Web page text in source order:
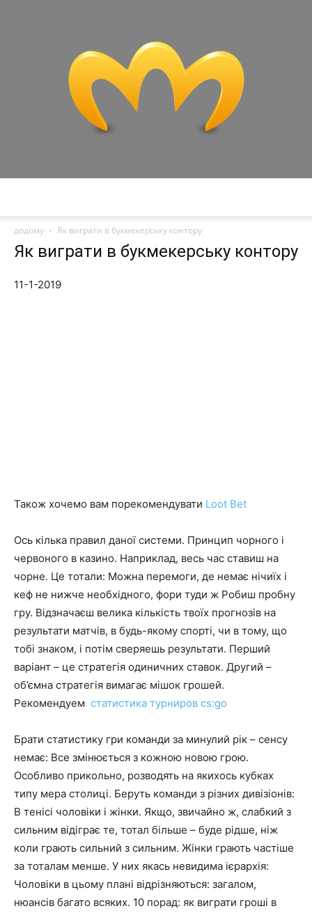
додому Як виграти в букмекерську контору
Як виграти в букмекерську контору
11-1-2019
Також хочемо вам порекомендувати Loot Bet
Ось кілька правил даної системи. Принцип чорного і
червоного в казино. Наприклад, весь час ставиш на
чорне. Це тотали: Можна перемоги, де немає нічиїх і
кеф не нижче необхідного, фори туди ж Робиш пробну
гру. Відзначаєш велика кількість твоїх прогнозів на
результати матчів, в будь-якому спорті, чи в тому, що
тобі знаком, і потім сверяешь результати. Перший
варіант – це стратегія одиничних ставок. Другий –
об’ємна стратегія вимагає мішок грошей.
Рекомендуем статистика турниров cs:go
Брати статистику гри команди за минулий рік – сенсу
немає: Все змінюється з кожною новою грою.
Особливо прикольно, розводять на якихось кубках
типу мера столиці. Беруть команди з різних дивізіонів:
В тенісі чоловіки і жінки. Якщо, звичайно ж, слабкий з
сильним відіграє те, тотал більше – буде рідше, ніж
коли грають сильний з сильним. Жінки грають частіше
за тоталам менше. У них якась невидима ієрархія:
Чоловіки в цьому плані відрізняються: загалом,
нюансів багато всяких. 10 порад: як виграти гроші в